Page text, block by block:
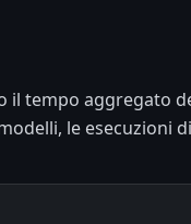
il tempo aggregato
le esecuzioni